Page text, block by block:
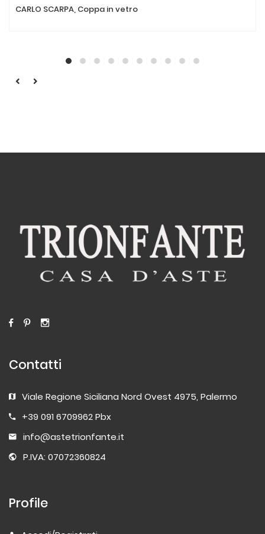
CARLO SCARPA, Coppa in vetro
Contatti
Viale Regione Siciliana Nord Ovest 4975, Palermo
+39 091 6709962 Pbx
info@astetrionfante.it
P.IVA: 07072360824
Profile